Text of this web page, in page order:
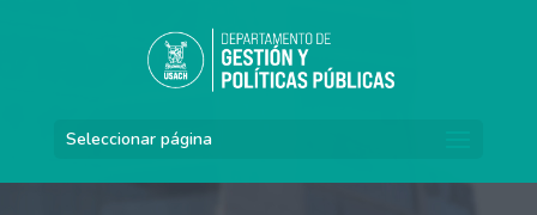
Seleccionar página